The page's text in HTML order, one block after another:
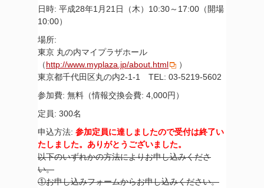
日時: 平成28年1月21日（木）10:30～17:00（開場
10:00）
場所:
東京 丸の内マイプラザホール
（http://www.myplaza.jp/about.html
）
東京都千代田区丸の内2-1-1 TEL: 03-5219-5602
参加費: 無料（情報交換会費: 4,000円）
定員: 300名
申込方法: 参加定員に達しましたので受付は終了い
たしました。ありがとうございました。
以下のいずれかの方法によりお申し込みくださ
い。
①お申し込みフォームからお申し込みください。